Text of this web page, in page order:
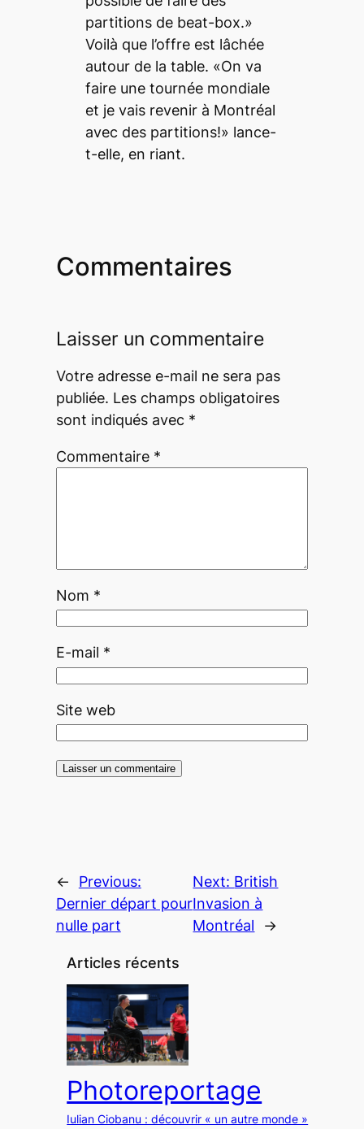
partitions de beat-box.»
Voilà que l’offre est lâchée
autour de la table. «On va
faire une tournée mondiale
et je vais revenir à Montréal
avec des partitions!» lance-
t-elle, en riant.
Commentaires
Laisser un commentaire
Votre adresse e-mail ne sera pas
publiée. Les champs obligatoires
sont indiqués avec *
Commentaire *
Nom *
E-mail *
Site web
←
Previous:
Dernier départ pour
nulle part
Next: British
Invasion à
Montréal
→
Articles récents
Photoreportage
Iulian Ciobanu : découvrir « un autre monde »